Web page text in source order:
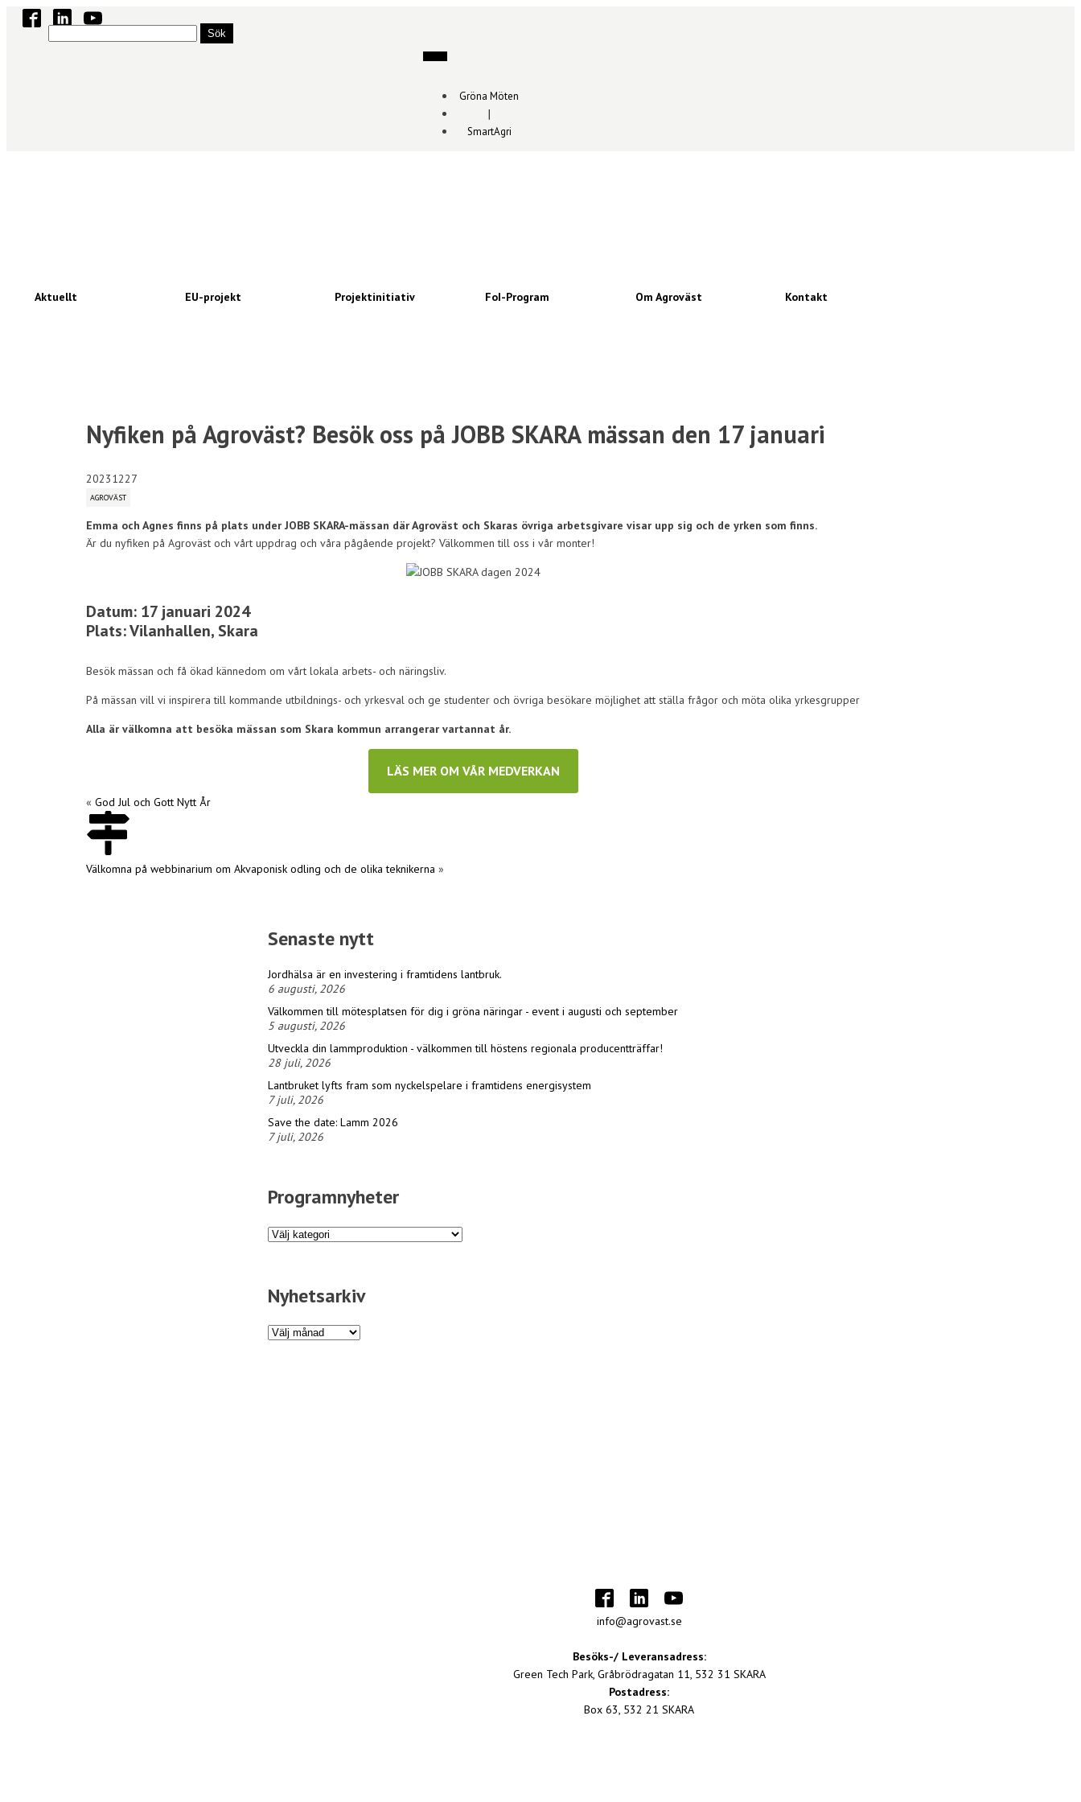
Gröna Möten
∣
SmartAgri
Aktuellt EU-projekt Projektinitiativ FoI-Program Om Agroväst Kontakt
Nyfiken på Agroväst? Besök oss på JOBB SKARA mässan den 17 januari
20231227
AGROVÄST
Emma och Agnes finns på plats under JOBB SKARA-mässan där Agroväst och Skaras övriga arbetsgivare visar upp sig och de yrken som finns.
Är du nyfiken på Agroväst och vårt uppdrag och våra pågående projekt? Välkommen till oss i vår monter!
Datum: 17 januari 2024
Plats: Vilanhallen, Skara
Besök mässan och få ökad kännedom om vårt lokala arbets- och näringsliv.
På mässan vill vi inspirera till kommande utbildnings- och yrkesval och ge studenter och övriga besökare möjlighet att ställa frågor och möta olika yrkesgrupper
Alla är välkomna att besöka mässan som Skara kommun arrangerar vartannat år.
LÄS MER OM VÅR MEDVERKAN
« God Jul och Gott Nytt År
Välkomna på webbinarium om Akvaponisk odling och de olika teknikerna »
Senaste nytt
Jordhälsa är en investering i framtidens lantbruk.
6 augusti, 2026
Välkommen till mötesplatsen för dig i gröna näringar - event i augusti och september
5 augusti, 2026
Utveckla din lammproduktion - välkommen till höstens regionala producentträffar!
28 juli, 2026
Lantbruket lyfts fram som nyckelspelare i framtidens energisystem
7 juli, 2026
Save the date: Lamm 2026
7 juli, 2026
Programnyheter
Programnyheter
Nyhetsarkiv
Nyhetsarkiv
info@agrovast.se
Besöks-/ Leveransadress:
Green Tech Park, Gråbrödragatan 11, 532 31 SKARA
Postadress:
Box 63, 532 21 SKARA